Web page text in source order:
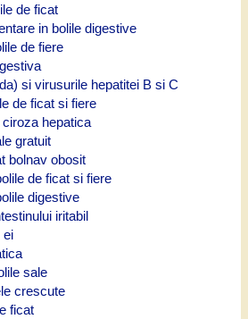
de ficat
in bolile digestive
de fiere
si virusurile hepatitei B si C
de ficat si fiere
hepatica
gratuit
bolnav obosit
de ficat si fiere
digestive
iritabil
ei
sale
crescute
ficat